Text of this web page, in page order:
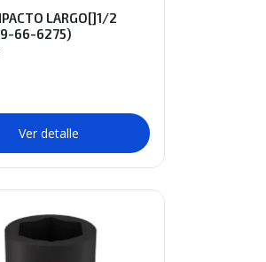
LARGO[]1/2
66-6275)
Ver detalle